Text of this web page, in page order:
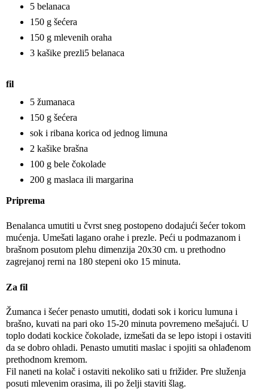
5 belanaca
150 g šećera
150 g mlevenih oraha
3 kašike prezli5 belanaca
fil
5 žumanaca
150 g šećera
sok i ribana korica od jednog limuna
2 kašike brašna
100 g bele čokolade
200 g maslaca ili margarina
Priprema
Benalanca umutiti u čvrst sneg postopeno dodajući šećer tokom
mućenja. Umešati lagano orahe i prezle. Peći u podmazanom i
brašnom posutom plehu dimenzija 20x30 cm. u prethodno
zagrejanoj rerni na 180 stepeni oko 15 minuta.
Za fil
Žumanca i šećer penasto umutiti, dodati sok i koricu lumuna i
brašno, kuvati na pari oko 15-20 minuta povremeno mešajući. U
toplo dodati kockice čokolade, izmešati da se lepo istopi i ostaviti
da se dobro ohladi. Penasto umutiti maslac i spojiti sa ohlađenom
prethodnom kremom.
Fil naneti na kolač i ostaviti nekoliko sati u frižider. Pre služenja
posuti mlevenim orasima, ili po želji staviti šlag.